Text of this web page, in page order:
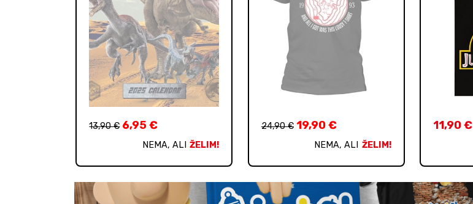
13,90€ 6,95€
NEMA, ALI ŽELIM!
24,90€ 19,90€
NEMA, ALI ŽELIM!
11,90€